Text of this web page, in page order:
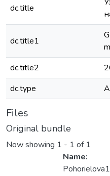
dc.title
dc.title1
dc.title2
dc.type
Files
Original bundle
Now showing 1 - 1 of 1
Name: